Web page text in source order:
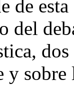
de
del
dos
y